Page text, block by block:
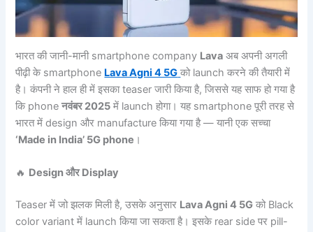
भारत की जानी-मानी smartphone company Lava अब अपनी अगली
पीढ़ी के smartphone Lava Agni 4 5G को launch करने की तैयारी में
है। कंपनी ने हाल ही में इसका teaser जारी किया है, जिससे यह साफ हो गया है
कि phoneनवंबर 2025 में launch होगा। यह smartphone पूरी तरह से
भारत में design और manufacture किया गया है — यानी एक सच्चा
‘Made in India’ 5G phone ।
🔥 Design और Display
Teaser में जो झलक मिली है, उसके अनुसार Lava Agni 4 5G को Black
color variant में launch किया जा सकता है। इसके rear side पर pill-